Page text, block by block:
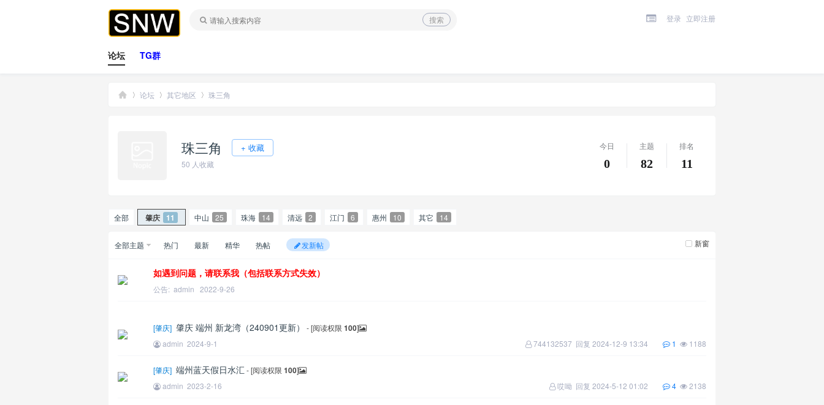
搜索 登录 立即注册
论坛 TG群
论坛 其它地区
›
珠三角
珠三角 + 收藏
50 人收藏
今日
0
主题
82
排名
11
全部 肇庆 11 中山 25 珠海 14 清远 2 江门 6 惠州 10 其它 14
全部主题 热门 最新 精华 热帖 发新帖 新窗
如遇到问题，请联系我（包括联系方式失效）
公告: admin 2022-9-26
[肇庆] 肇庆 端州 新龙湾（240901更新） - [阅读权限 100]
admin 2024-9-1 1188
1
744132537 回复 2024-12-9 13:34
[肇庆] 端州蓝天假日水汇 - [阅读权限 100]
admin 2023-2-16 2138
4
哎呦 回复 2024-5-12 01:02